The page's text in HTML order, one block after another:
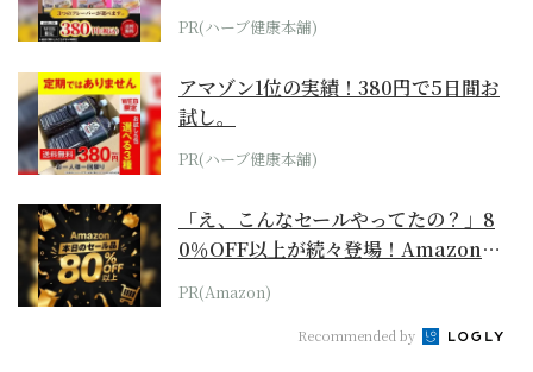
PR(ハーブ健康本舗)
アマゾン1位の実績！380円で5日間お
試し。
PR(ハーブ健康本舗)
「え、こんなセールやってたの？」8
0％OFF以上が続々登場！Amazonの
本気が...
PR(Amazon)
Recommended by